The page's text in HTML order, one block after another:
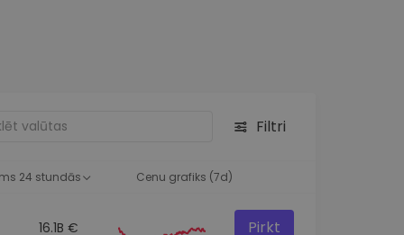
Filtri
24 stundās Cenu grafiks (7d)
16.1B € Pirkt